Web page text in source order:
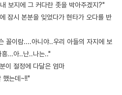
보지에 그 커다란 좃을 박아주겠지?"
잠시 본분을 잊었다가 현타가 오다를 반
꼴이람....아니야..우리 아들의 자지에 보
흥...아..난..나는.."
이 절정에 다달은 엄마
했는데~!!"